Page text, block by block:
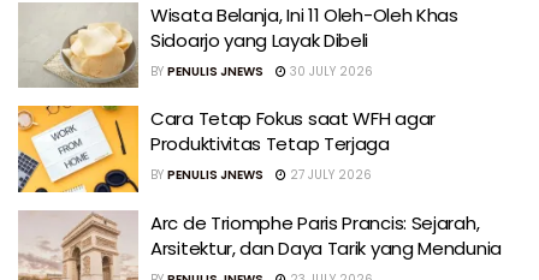
Wisata Belanja, Ini 11 Oleh-Oleh Khas
Sidoarjo yang Layak Dibeli
BY PENULIS JNEWS 30 JULY 2026
Cara Tetap Fokus saat WFH agar
Produktivitas Tetap Terjaga
BY PENULIS JNEWS 27 JULY 2026
Arc de Triomphe Paris Prancis: Sejarah,
Arsitektur, dan Daya Tarik yang Mendunia